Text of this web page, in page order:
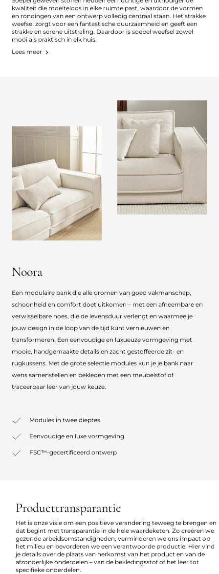
kwaliteit die moeiteloos in elke ruimte past, waardoor de vormen
en rondingen van een ontwerp volledig centraal staan. Het strakke
weefsel zorgt voor een fantastische duurzaamheid en geeft een
strakke en serene uitstraling. Daardoor is soepel weefsel zowel
mooi als praktisch in elk huis.
Lees meer
Noora
Een modulaire bank die alle dromen van goed vakmanschap,
schoonheid en comfort doet uitkomen – met een afneembare en
verwisselbare hoes, die de levensduur verlengt en waarmee je
jouw design in de loop van de tijd kunt vernieuwen en
transformeren. Een eenvoudige en luxueuze vormgeving met
mooie, handgemaakte details en zacht gestoffeerde zit- en
rugkussens. Met de grote selectie modules kun je je bank naar
wens samenstellen en bekleden met een meubelstof of
traceerbaar leer van jouw keuze.
Modules in twee dieptes
Eenvoudige en luxe vormgeving
FSC™-gecertificeerd ontwerp
Producttransparantie
Het is onze visie om een positieve verandering teweeg te brengen en
dat begint met transparantie in de hele waardeketen. Zo creëren we
gezonde arbeidsomstandigheden, verminderen we ons impact op
het milieu en bevorderen we een verantwoorde productie. Hier vind
je details over de plaats van herkomst van het product en van de
afzonderlijke onderdelen – van de bekledingsstof of het leer tot
specifieke onderdelen.